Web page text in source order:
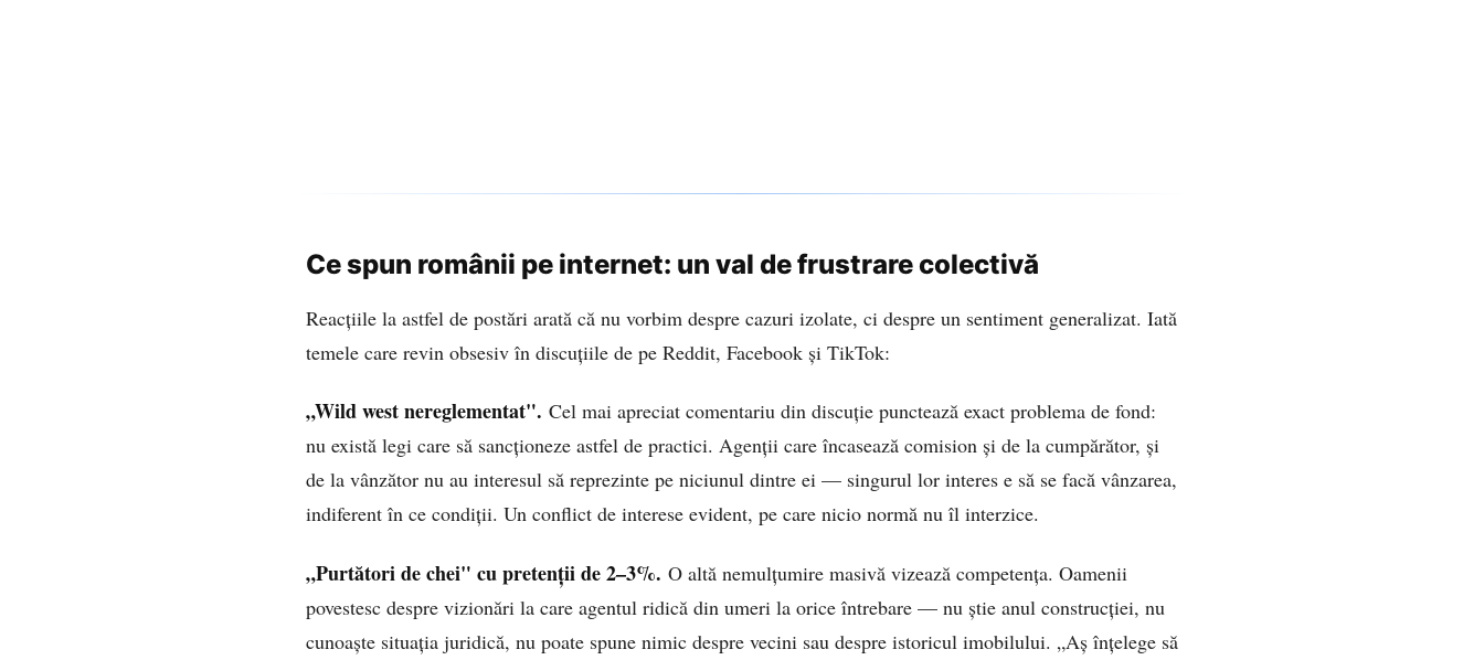
Ce spun românii pe internet: un val de frustrare colectivă
Reacțiile la astfel de postări arată că nu vorbim despre cazuri izolate, ci despre un sentiment generalizat. Iată
temele care revin obsesiv în discuțiile de pe Reddit, Facebook și TikTok:
„Wild west nereglementat". Cel mai apreciat comentariu din discuție punctează exact problema de fond:
nu există legi care să sancționeze astfel de practici. Agenții care încasează comision și de la cumpărător, și
de la vânzător nu au interesul să reprezinte pe niciunul dintre ei — singurul lor interes e să se facă vânzarea,
indiferent în ce condiții. Un conflict de interese evident, pe care nicio normă nu îl interzice.
„Purtători de chei" cu pretenții de 2–3%. O altă nemulțumire masivă vizează competența. Oamenii
povestesc despre vizionări la care agentul ridică din umeri la orice întrebare — nu știe anul construcției, nu
cunoaște situația juridică, nu poate spune nimic despre vecini sau despre istoricul imobilului. „Aș înțelege să